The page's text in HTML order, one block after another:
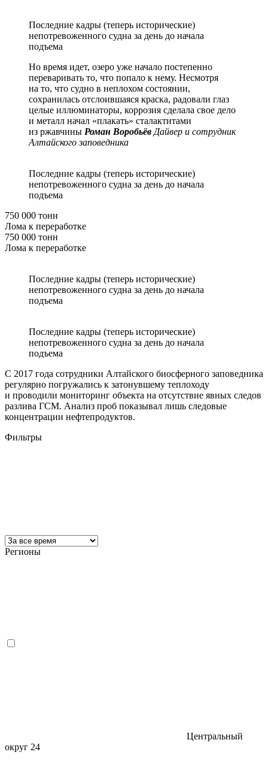
Последние кадры (теперь исторические)
непотревоженного судна за день до начала
подъема
Но время идет, озеро уже начало постепенно
переваривать то, что попало к нему. Несмотря
на то, что судно в неплохом состоянии,
сохранилась отслоившаяся краска, радовали глаз
целые иллюминаторы, коррозия сделала свое дело
и металл начал «плакать» сталактитами
из ржавчины Роман Воробьёв Дайвер и сотрудник
Алтайского заповедника
Последние кадры (теперь исторические)
непотревоженного судна за день до начала
подъема
750 000 тонн
Лома к переработке
750 000 тонн
Лома к переработке
Последние кадры (теперь исторические)
непотревоженного судна за день до начала
подъема
Последние кадры (теперь исторические)
непотревоженного судна за день до начала
подъема
С 2017 года сотрудники Алтайского биосферного заповедника
регулярно погружались к затонувшему теплоходу
и проводили мониторинг объекта на отсутствие явных следов
разлива ГСМ. Анализ проб показывал лишь следовые
концентрации нефтепродуктов.
Фильтры
Регионы
Центральный
округ 24